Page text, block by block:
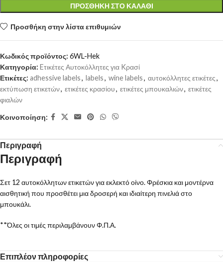
ΠΡΟΣΘΉΚΗ ΣΤΟ ΚΑΛΆΘΙ
Προσθήκη στην λίστα επιθυμιών
Κωδικός προϊόντος: 6WL-Hek
Κατηγορία: Eτικέτες Αυτοκόλλητες για Kρασί
Ετικέτες: adhessive labels, labels, wine labels, αυτοκόλλητες ετικέτες,
εκτύπωση ετικετών, ετικέτες κρασίου, ετικέτες μπουκαλιών, ετικέτες
φιαλών
Κοινοποίηση:
Περιγραφή
Περιγραφή
Σετ 12 αυτοκόλλητων ετικετών για εκλεκτό οίνο. Φρέσκια και μοντέρνα
αισθητική που προσθέτει μια δροσερή και ιδιαίτερη πινελιά στο
μπουκάλι.
**Όλες οι τιμές περιλαμβάνουν Φ.Π.Α.
Επιπλέον πληροφορίες